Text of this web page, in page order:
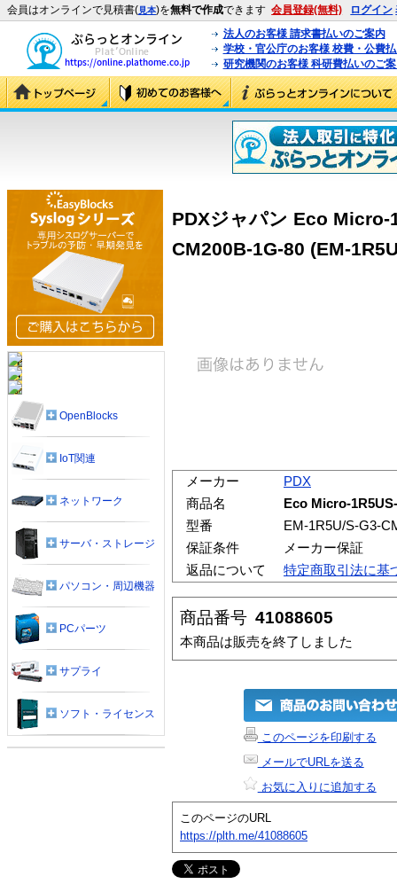
会員はオンラインで見積書(見本)を無料で作成できます 会員登録(無料) ログイン
法人のお客様 請求書払いのご案内
学校・官公庁のお客様 校費・公費
研究機関のお客様 科研費払いのご
PDXジャパン Eco Micro-
CM200B-1G-80 (EM-
メーカー
PDX
商品名
Eco Micro-
型番
EM-1R5U/S-G3-
保証条件
メーカー保証
返品について
特定商取引法に基
商品番号 41088605
本商品は販売を終了しました
このページを印刷する
メールでURLを送る
お気に入りに追加する
このページのURL
https://plth.me/41088605
OpenBlocks
IoT関連
ネットワーク
サーバ・ストレージ
パソコン・周辺機器
PCパーツ
サプライ
ソフト・ライセンス